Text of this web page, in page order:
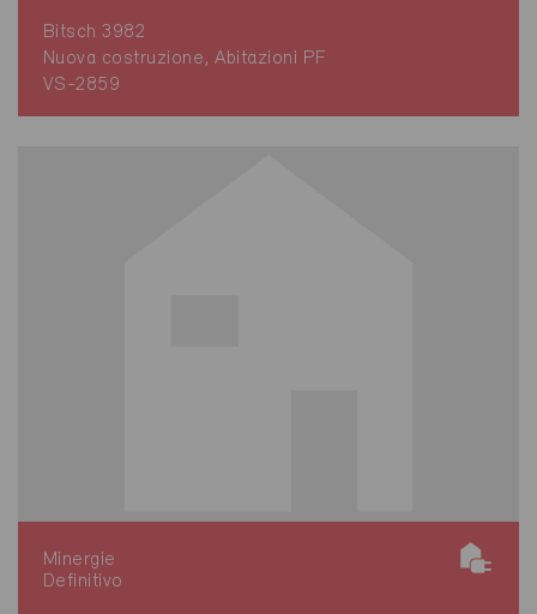
Bitsch 3982
Nuova costruzione, Abitazioni PF
VS-2859
Minergie
Definitivo